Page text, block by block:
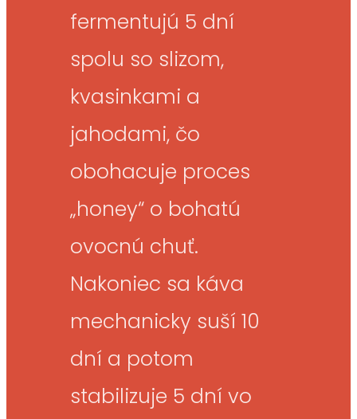
fermentujú 5 dní
spolu so slizom,
kvasinkami a
jahodami, čo
obohacuje proces
„honey“ o bohatú
ovocnú chuť.
Nakoniec sa káva
mechanicky suší 10
dní a potom
stabilizuje 5 dní vo